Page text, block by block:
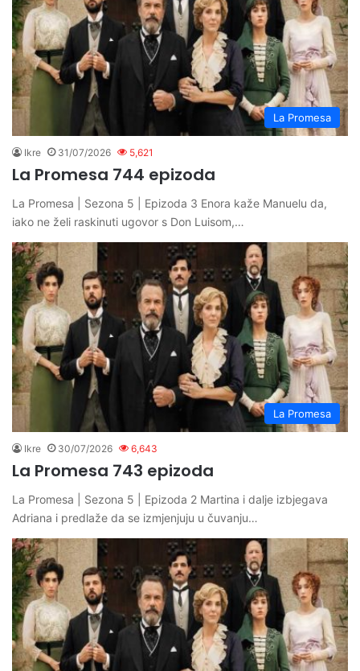
La Promesa
Ikre 31/07/2026 5,621
La Promesa 744 epizoda
La Promesa | Sezona 5 | Epizoda 3 Enora kaže Manuelu da,
iako ne želi raskinuti ugovor s Don Luisom,…
La Promesa
Ikre 30/07/2026 6,643
La Promesa 743 epizoda
La Promesa | Sezona 5 | Epizoda 2 Martina i dalje izbjegava
Adriana i predlaže da se izmjenjuju u čuvanju…